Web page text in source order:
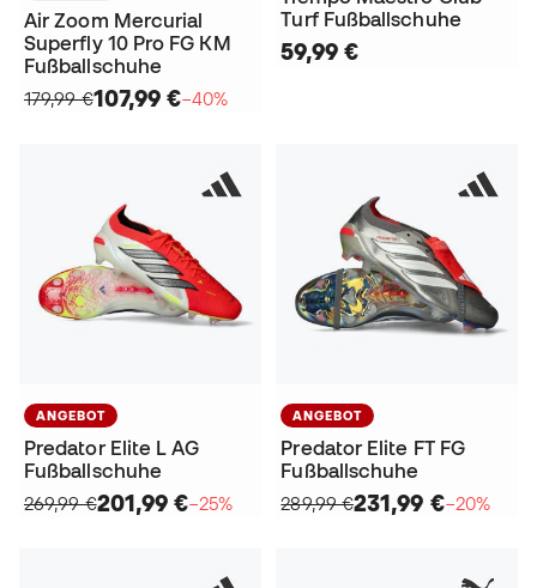
Air Zoom Mercurial
Superfly 10 Pro FG KM
Fußballschuhe
179,99 €107,99 €−40%
Turf Fußballschuhe
59,99 €
ANGEBOT
Predator Elite L AG
Fußballschuhe
269,99 €201,99 €−25%
ANGEBOT
Predator Elite FT FG
Fußballschuhe
289,99 €231,99 €−20%